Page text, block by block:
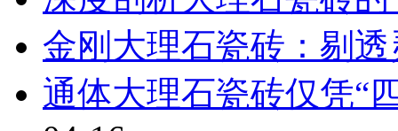
金刚大理石瓷砖：剔
通体大理石瓷砖仅凭“